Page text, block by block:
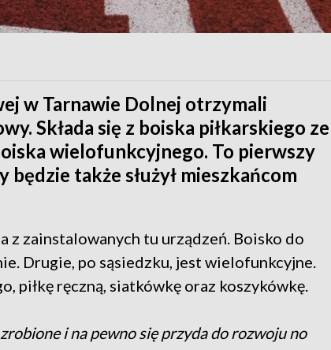
w Tarnawie Dolnej otrzymali
Składa się z boiska piłkarskiego ze
wielofunkcyjnego. To pierwszy
także służył mieszkańcom
z zainstalowanych tu urządzeń. Boisko do
Drugie, po sąsiedzku, jest wielofunkcyjne.
piłkę ręczną, siatkówkę oraz koszykówkę.
i na pewno się przyda do rozwoju no